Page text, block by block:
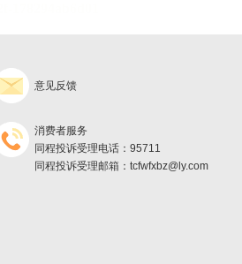
意见反馈
消费者服务
同程投诉受理电话：95711
同程投诉受理邮箱：tcfwfxbz@ly.com